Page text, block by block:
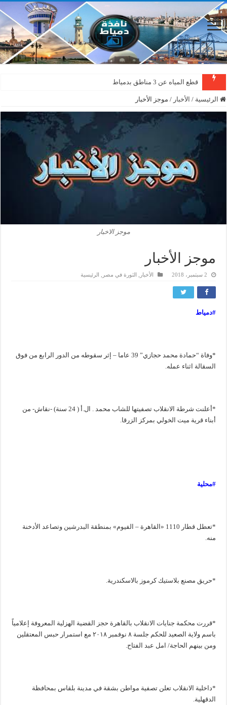
قطع المياه عن 3 مناطق بدمياط
الرئيسية / الأخبار / موجز الأخبار
موجز الاخبار
موجز الأخبار
2 سبتمبر، 2018 الأخبار الثورة في مصر الرئيسية
#دمياط
*وفاة “حمادة محمد حجازي” 39 عاما – إثر سقوطه من الدور الرابع من فوق
السقالة اثناء عمله.
*أعلنت شرطة الانقلاب تصفيتها للشاب محمد . ال.أ ( 24 سنة) -نقاش- من
أبناء قرية ميت الخولي بمركز الزرقا.
#محلية
*تعطل قطار 1110 «القاهرة – الفيوم» بمنطقة البدرشين وتصاعد الأدخنة
منه.
*حريق مصنع بلاستيك كرموز بالاسكندرية.
*قررت محكمة جنايات الانقلاب بالقاهرة حجز القضية الهزلية المعروفة إعلامياً
باسم ولاية الصعيد للحكم جلسة ٨ نوفمبر ٢٠١٨ مع استمرار حبس المعتقلين
ومن بينهم الحاجة/ امل عبد الفتاح.
*داخلية الانقلاب تعلن تصفية مواطن بشقة في مدينة بلقاس بمحافظة
الدقهلية.